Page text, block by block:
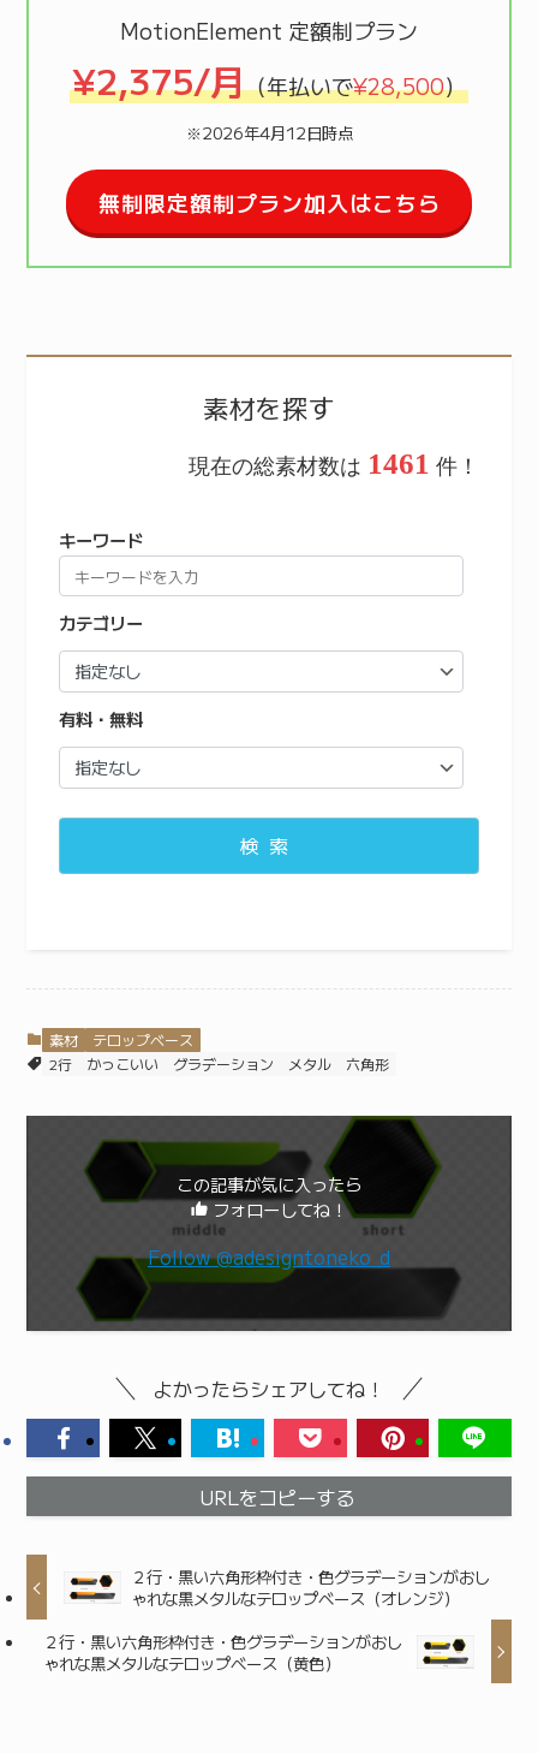
MotionElement 定額制プラン
¥2,375/月（年払いで¥28,500）
※2026年4月12日時点
無制限定額制プラン加入はこちら
素材を探す
現在の総素材数は 1461 件！
キーワード
カテゴリー
有料・無料
検索
素材
テロップベース
2行
かっこいい グラデーション メタル 六角形
この記事が気に入ったら
フォローしてね！
Follow @adesigntoneko_d
よかったらシェアしてね！
URLをコピーする
２行・黒い六角形枠付き・色グラデーションがおし
ゃれな黒メタルなテロップベース（オレンジ）
２行・黒い六角形枠付き・色グラデーションがおし
ゃれな黒メタルなテロップベース（黄色）